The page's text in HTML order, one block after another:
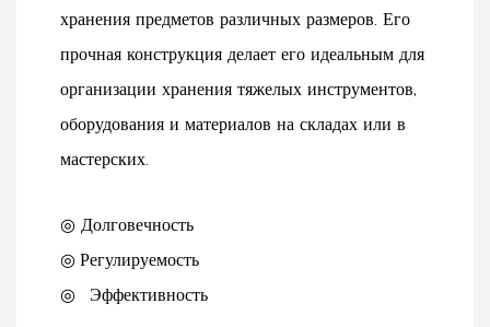
хранения предметов различных размеров. Его
прочная конструкция делает его идеальным для
организации хранения тяжелых инструментов,
оборудования и материалов на складах или в
мастерских.
◎ Долговечность
◎ Регулируемость
◎
Эффективность